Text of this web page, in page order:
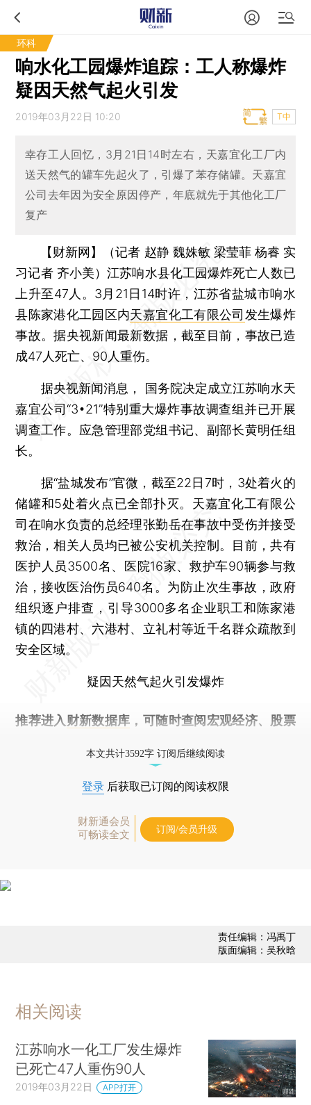
环科
响水化工园爆炸追踪：工人称爆炸
疑因天然气起火引发
2019年03月22日 10:20 T中
幸存工人回忆，3月21日14时左右，天嘉宜化工厂内
送天然气的罐车先起火了，引爆了苯存储罐。天嘉宜
公司去年因为安全原因停产，年底就先于其他化工厂
复产
【财新网】（记者 赵静 魏姝敏 梁莹菲 杨睿 实
习记者 齐小美）江苏响水县化工园爆炸死亡人数已
上升至47人。3月21日14时许，江苏省盐城市响水
县陈家港化工园区内天嘉宜化工有限公司 发生爆炸
事故。据央视新闻最新数据，截至目前，事故已造
成47人死亡、90人重伤。
据央视新闻消息， 国务院决定成立江苏响水天
嘉宜公司“3•21”特别重大爆炸事故调查组并已开展
调查工作。应急管理部党组书记、副部长黄明任组
长。
据“盐城发布”官微，截至22日7时，3处着火的
储罐和5处着火点已全部扑灭。天嘉宜化工有限公
司在响水负责的总经理张勤岳在事故中受伤并接受
救治，相关人员均已被公安机关控制。目前，共有
医护人员3500名、医院16家、救护车90辆参与救
治，接收医治伤员640名。为防止次生事故，政府
组织逐户排查，引导3000多名企业职工和陈家港
镇的四港村、六港村、立礼村等近千名群众疏散到
安全区域。
疑因天然气起火引发爆炸
推荐进入 财新数据库 ，可随时查阅宏观经济、股票
本文共计3592字 订阅后继续阅读
登录 后获取已订阅的阅读权限
财新通会员
可畅读全文
订阅/会员升级
责任编辑：冯禹丁
版面编辑：吴秋晗
相关阅读
江苏响水一化工厂发生爆炸
已死亡47人重伤90人
2019年03月22日 APP打开